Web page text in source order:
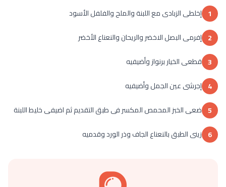
1 إخلطى الزبادى مع اللبنة والملح والفلفل الأسود
2 إفرمى البصل الاخضر والريحان والنعناع الأخضر
3 قطعى الخيار برنواز وأضيفيه
4 إجرشى عين الجمل وأضيفيه
5 ضعى الخبز المحمص المكسر فى طبق التقديم ثم اضيفى خليط اللبنة
6 زينى الطبق بالنعناع الجاف وذر الورد وقدميه